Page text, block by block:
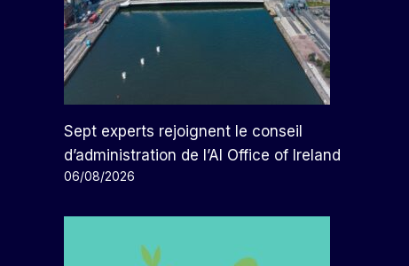
Sept experts rejoignent le conseil
d’administration de l’AI Office of Ireland
06/08/2026